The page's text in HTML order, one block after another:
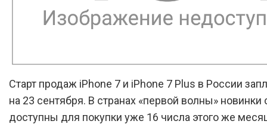
Старт продаж iPhone 7 и iPhone 7 Plus в России
на 23 сентября. В странах «первой волны» новинки
доступны для покупки уже 16 числа этого же